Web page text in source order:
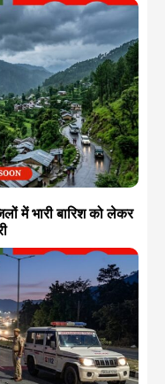
में भारी बारिश को लेकर